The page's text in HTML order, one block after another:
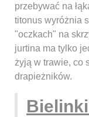
przebywać na
titonus wyróżnia
"oczkach" na
jurtina ma tylko
żyją w trawie, co
drapieżników.